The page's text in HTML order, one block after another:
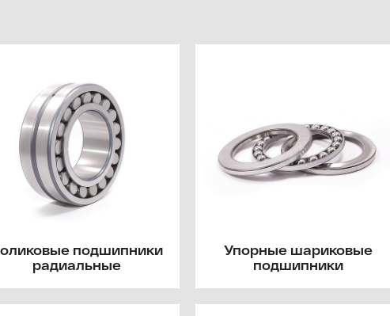
подшипники
радиальные
Упорные шариковые
подшипники